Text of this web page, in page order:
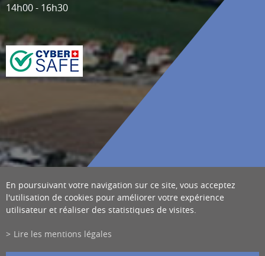
14h00 - 16h30
En poursuivant votre navigation sur ce site, vous acceptez
l'utilisation de cookies pour améliorer votre expérience
utilisateur et réaliser des statistiques de visites.
Lire les mentions légales